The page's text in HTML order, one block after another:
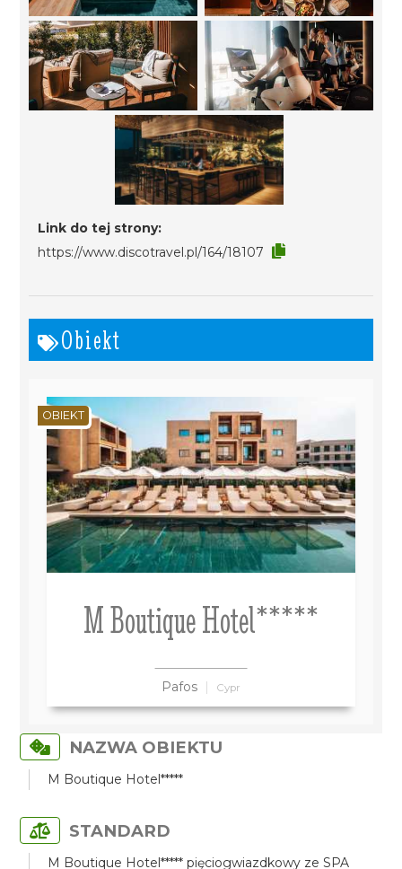
Link do tej strony:
https://www.discotravel.pl/164/18107
Obiekt
M Boutique Hotel*****
Pafos Cypr
OBIEKT
NAZWA OBIEKTU
M Boutique Hotel*****
STANDARD
M Boutique Hotel***** pięciogwiazdkowy ze SPA